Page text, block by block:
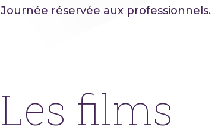
Journée réservée aux professionnels.
Les films